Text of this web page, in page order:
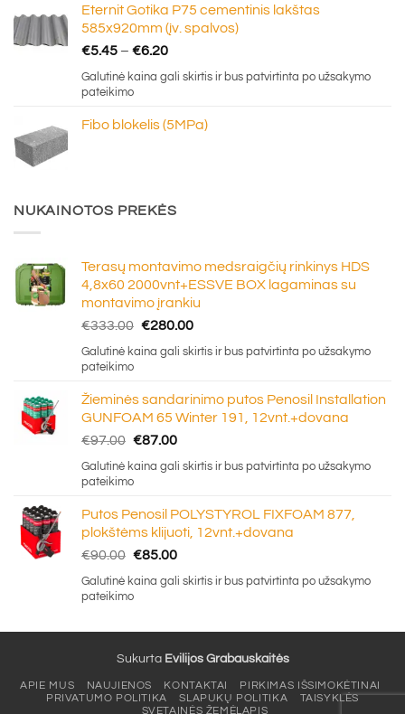
€16.50
Eternit Gotika P75 cementinis lakštas
585x920mm (įv. spalvos)
€5.45 – €6.20Price
range:
€6.20
Galutinė kaina gali skirtis ir bus patvirtinta po užsakymo
pateikimo
Fibo blokelis (5MPa)
NUKAINOTOS PREKĖS
Terasų montavimo medsraigčių rinkinys HDS
4,8x60 2000vnt+ESSVE BOX lagaminas su
montavimo įrankiu
€333.00 Original
price
was:
€280.00Current
price
Galutinė kaina gali skirtis ir bus patvirtinta po užsakymo
pateikimo
Žieminės sandarinimo putos Penosil Installation
GUNFOAM 65 Winter 191, 12vnt.+dovana
€97.00 Original
price
was:
€87.00Current
price
Galutinė kaina gali skirtis ir bus patvirtinta po užsakymo
pateikimo
Putos Penosil POLYSTYROL FIXFOAM 877,
plokštėms klijuoti, 12vnt.+dovana
€90.00 Original
price
was:
€85.00Current
price
Galutinė kaina gali skirtis ir bus patvirtinta po užsakymo
pateikimo
Sukurta Evilijos Grabauskaitės
APIE MUS NAUJIENOS KONTAKTAI
PIRKIMAS IŠSIMOKĖTINAI
PRIVATUMO POLITIKA
SLAPUKŲ POLITIKA
TAISYKLĖS
SVETAINĖS ŽEMĖLAPIS